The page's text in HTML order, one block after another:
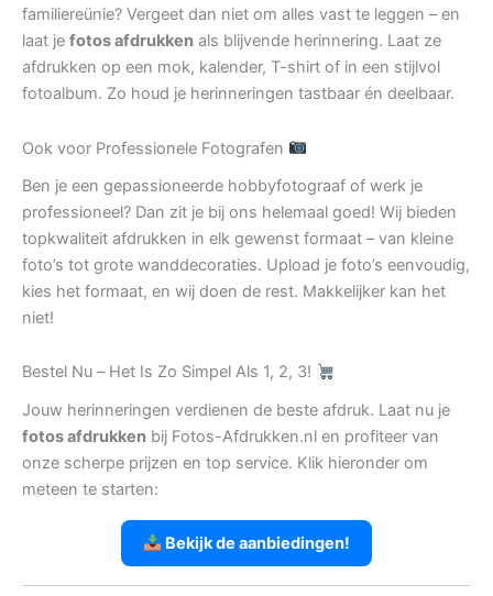
familiereünie? Vergeet dan niet om alles vast te leggen – en
laat je fotos afdrukken als blijvende herinnering. Laat ze
afdrukken op een mok, kalender, T-shirt of in een stijlvol
fotoalbum. Zo houd je herinneringen tastbaar én deelbaar.
Ook voor Professionele Fotografen
Ben je een gepassioneerde hobbyfotograaf of werk je
professioneel? Dan zit je bij ons helemaal goed! Wij bieden
topkwaliteit afdrukken in elk gewenst formaat – van kleine
foto’s tot grote wanddecoraties. Upload je foto’s eenvoudig,
kies het formaat, en wij doen de rest. Makkelijker kan het
niet!
Bestel Nu – Het Is Zo Simpel Als 1, 2, 3!
Jouw herinneringen verdienen de beste afdruk. Laat nu je
fotos afdrukken bij Fotos-Afdrukken.nl en profiteer van
onze scherpe prijzen en top service. Klik hieronder om
meteen te starten:
Bekijk de aanbiedingen!